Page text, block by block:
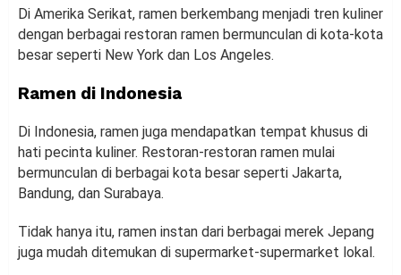
Di Amerika Serikat, ramen berkembang menjadi tren kuliner
dengan berbagai restoran ramen bermunculan di kota-kota
besar seperti New York dan Los Angeles.
Ramen di Indonesia
Di Indonesia, ramen juga mendapatkan tempat khusus di
hati pecinta kuliner. Restoran-restoran ramen mulai
bermunculan di berbagai kota besar seperti Jakarta,
Bandung, dan Surabaya.
Tidak hanya itu, ramen instan dari berbagai merek Jepang
juga mudah ditemukan di supermarket-supermarket lokal.